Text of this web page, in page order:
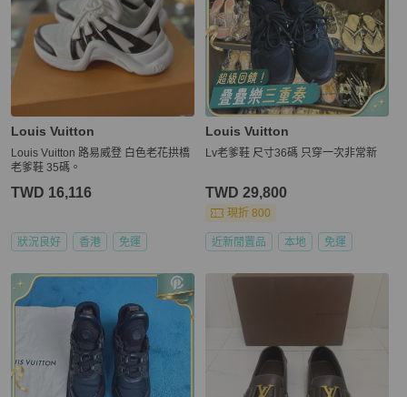
Louis Vuitton
Louis Vuitton 路易威登 白色老花拱橋
老爹鞋 35碼。
TWD 16,116
狀況良好 香港 免運
Louis Vuitton
Lv老爹鞋 尺寸36碼 只穿一次非常新
TWD 29,800
現折 800
近新閒置品 本地 免運